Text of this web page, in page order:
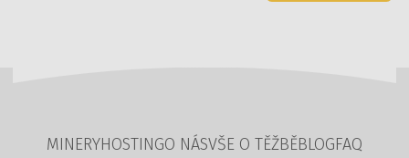
MINERYHOSTINGO NÁSVŠE O TĚŽBĚBLOGFAQ